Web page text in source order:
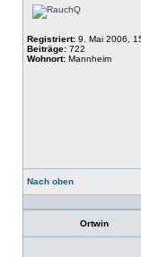
Registriert: 9. Mai 2006,
Beiträge: 722
Wohnort: Mannheim
Nach oben
Ortwin